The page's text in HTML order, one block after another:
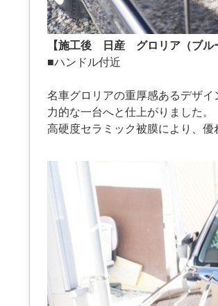
【施工後 日産 グロリア（ブル
■ハンドル付近
名車グロリアの重厚感あるデザ
力的な一台へと仕上がりました。
高硬度セラミック被膜により、優